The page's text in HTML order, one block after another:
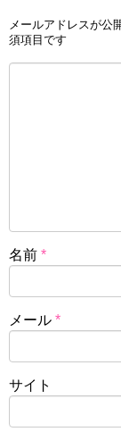
メールアドレスが公
須項目です
名前 *
メール *
サイト